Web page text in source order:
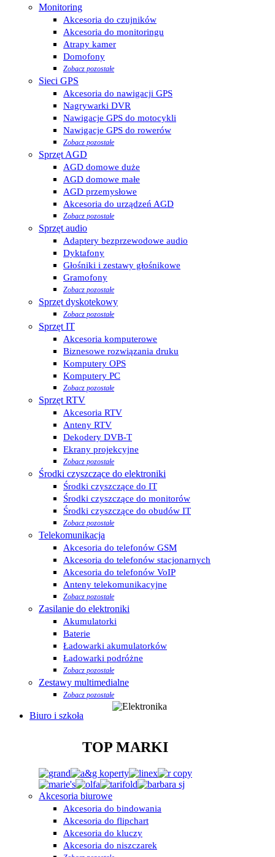
Monitoring
Akcesoria do czujników
Akcesoria do monitoringu
Atrapy kamer
Domofony
Zobacz pozostałe
Sieci GPS
Akcesoria do nawigacji GPS
Nagrywarki DVR
Nawigacje GPS do motocykli
Nawigacje GPS do rowerów
Zobacz pozostałe
Sprzęt AGD
AGD domowe duże
AGD domowe małe
AGD przemysłowe
Akcesoria do urządzeń AGD
Zobacz pozostałe
Sprzęt audio
Adaptery bezprzewodowe audio
Dyktafony
Głośniki i zestawy głośnikowe
Gramofony
Zobacz pozostałe
Sprzęt dyskotekowy
Zobacz pozostałe
Sprzęt IT
Akcesoria komputerowe
Biznesowe rozwiązania druku
Komputery OPS
Komputery PC
Zobacz pozostałe
Sprzęt RTV
Akcesoria RTV
Anteny RTV
Dekodery DVB-T
Ekrany projekcyjne
Zobacz pozostałe
Środki czyszczące do elektroniki
Środki czyszczące do IT
Środki czyszczące do monitorów
Środki czyszczące do obudów IT
Zobacz pozostałe
Telekomunikacja
Akcesoria do telefonów GSM
Akcesoria do telefonów stacjonarnych
Akcesoria do telefonów VoIP
Anteny telekomunikacyjne
Zobacz pozostałe
Zasilanie do elektroniki
Akumulatorki
Baterie
Ładowarki akumulatorków
Ładowarki podróżne
Zobacz pozostałe
Zestawy multimedialne
Zobacz pozostałe
Biuro i szkoła
TOP MARKI
Akcesoria biurowe
Akcesoria do bindowania
Akcesoria do flipchart
Akcesoria do kluczy
Akcesoria do niszczarek